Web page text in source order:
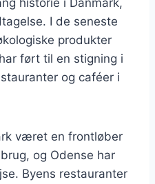
I de seneste
produkter
ført til en stigning i
og caféer i
været en frontløber
og Odense har
Byens restauranter